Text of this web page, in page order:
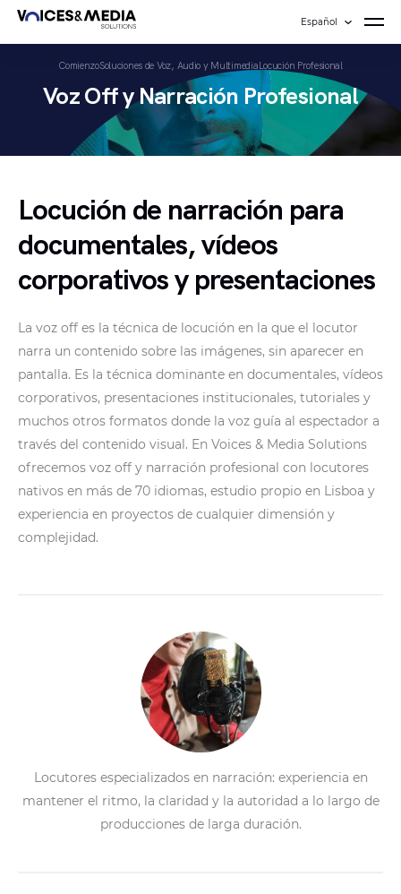
Español
ComienzoSoluciones de Voz, Audio y MultimediaLocución Profesional
Voz Off y Narración Profesional
Locución de narración para
documentales, vídeos
corporativos y presentaciones
La voz off es la técnica de locución en la que el locutor
narra un contenido sobre las imágenes, sin aparecer en
pantalla. Es la técnica dominante en documentales, vídeos
corporativos, presentaciones institucionales, tutoriales y
muchos otros formatos donde la voz guía al espectador a
través del contenido visual. En Voices & Media Solutions
ofrecemos voz off y narración profesional con locutores
nativos en más de 70 idiomas, estudio propio en Lisboa y
experiencia en proyectos de cualquier dimensión y
complejidad.
Locutores especializados en narración: experiencia en
mantener el ritmo, la claridad y la autoridad a lo largo de
producciones de larga duración.